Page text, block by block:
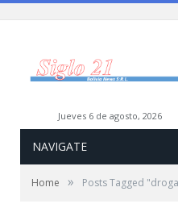
jueves 6 de agosto, 2026
NAVIGATE
Home » Posts Tagged